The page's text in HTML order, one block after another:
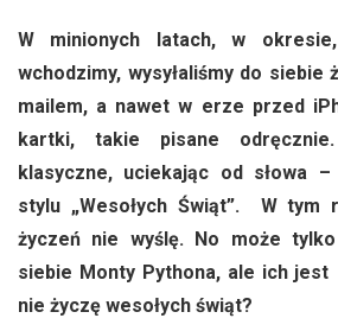
W minionych latach, w
wchodzimy, wysyłaliśmy do siebie
mailem, a nawet w erze przed
kartki, takie pisane
klasyczne, uciekając od słowa
stylu „Wesołych Świąt”. W tym
życzeń nie wyślę. No może
siebie Monty Pythona, ale ich
nie życzę wesołych świąt?